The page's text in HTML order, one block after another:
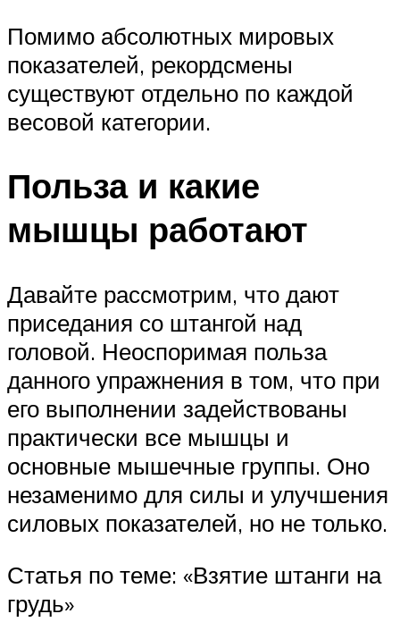
Помимо абсолютных мировых
показателей, рекордсмены
существуют отдельно по каждой
весовой категории.
Польза и какие
мышцы работают
Давайте рассмотрим, что дают
приседания со штангой над
головой. Неоспоримая польза
данного упражнения в том, что при
его выполнении задействованы
практически все мышцы и
основные мышечные группы. Оно
незаменимо для силы и улучшения
силовых показателей, но не только.
Статья по теме: «Взятие штанги на
грудь»